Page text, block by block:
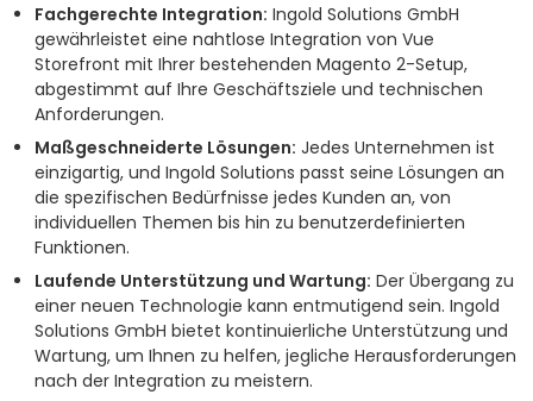
Fachgerechte Integration: Ingold Solutions GmbH
gewährleistet eine nahtlose Integration von Vue
Storefront mit Ihrer bestehenden Magento 2-Setup,
abgestimmt auf Ihre Geschäftsziele und technischen
Anforderungen.
Maßgeschneiderte Lösungen: Jedes Unternehmen ist
einzigartig, und Ingold Solutions passt seine Lösungen an
die spezifischen Bedürfnisse jedes Kunden an, von
individuellen Themen bis hin zu benutzerdefinierten
Funktionen.
Laufende Unterstützung und Wartung: Der Übergang zu
einer neuen Technologie kann entmutigend sein. Ingold
Solutions GmbH bietet kontinuierliche Unterstützung und
Wartung, um Ihnen zu helfen, jegliche Herausforderungen
nach der Integration zu meistern.